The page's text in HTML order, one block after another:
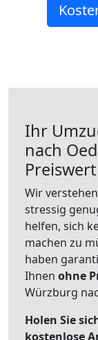
Ihr
nach
Preiswert
Wir
stressig
helfen, sich
machen zu
haben
Ihnen ohne
Würzburg
Holen Sie
kostenlose